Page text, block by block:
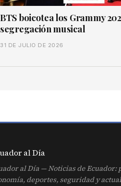
BTS boicotea los Grammy
segregación musical
31 DE JULIO DE 2026
alDía
al Día — Noticias de Ecuador:
deportes, seguridad y